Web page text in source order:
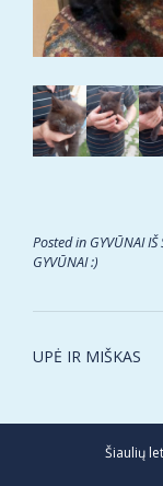
Posted in GYVŪNAI
GYVŪNAI :)
Post
UPĖ IR MIŠKAS
Šiaulių